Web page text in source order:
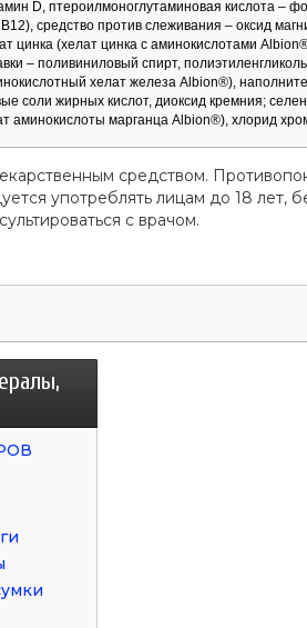
D, птероилмоноглутаминовая кислота –
средство против слеживания – оксид
цинка (хелат цинка с аминокислотами
– поливиниловый спирт,
хелат железа Albion®),
соли жирных кислот, диоксид кремния;
аминокислоты марганца Albion®), хлорид
средством.
употреблять лицам до 18
с врачом.